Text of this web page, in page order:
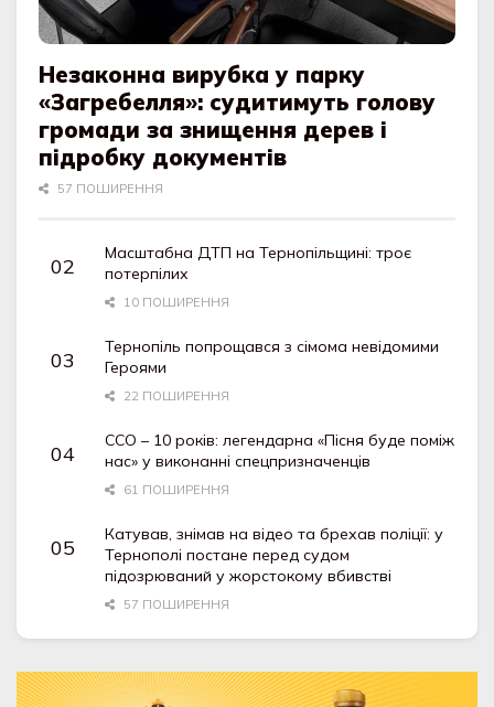
Незаконна вирубка у парку
«Загребелля»: судитимуть голову
громади за знищення дерев і
підробку документів
57 ПОШИРЕННЯ
Масштабна ДТП на Тернопільщині: троє
потерпілих
10 ПОШИРЕННЯ
Тернопіль попрощався з сімома невідомими
Героями
22 ПОШИРЕННЯ
ССО – 10 років: легендарна «Пісня буде поміж
нас» у виконанні спецпризначенців
61 ПОШИРЕННЯ
Катував, знімав на відео та брехав поліції: у
Тернополі постане перед судом
підозрюваний у жорстокому вбивстві
57 ПОШИРЕННЯ